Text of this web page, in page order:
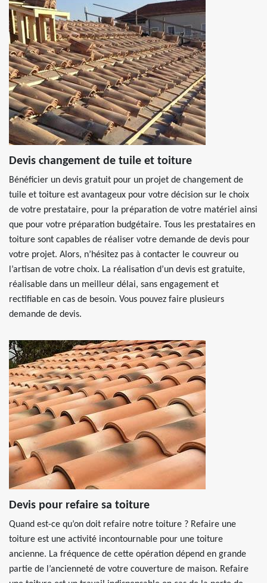
Devis changement de tuile et toiture
Bénéficier un devis gratuit pour un projet de changement de
tuile et toiture est avantageux pour votre décision sur le choix
de votre prestataire, pour la préparation de votre matériel ainsi
que pour votre préparation budgétaire. Tous les prestataires en
toiture sont capables de réaliser votre demande de devis pour
votre projet. Alors, n’hésitez pas à contacter le couvreur ou
l’artisan de votre choix. La réalisation d’un devis est gratuite,
réalisable dans un meilleur délai, sans engagement et
rectifiable en cas de besoin. Vous pouvez faire plusieurs
demande de devis.
Devis pour refaire sa toiture
Quand est-ce qu’on doit refaire notre toiture ? Refaire une
toiture est une activité incontournable pour une toiture
ancienne. La fréquence de cette opération dépend en grande
partie de l’ancienneté de votre couverture de maison. Refaire